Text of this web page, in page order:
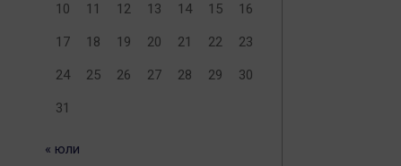
10 11 12 13 14 15 16
17 18 19 20 21 22 23
24 25 26 27 28 29 30
31
« юли